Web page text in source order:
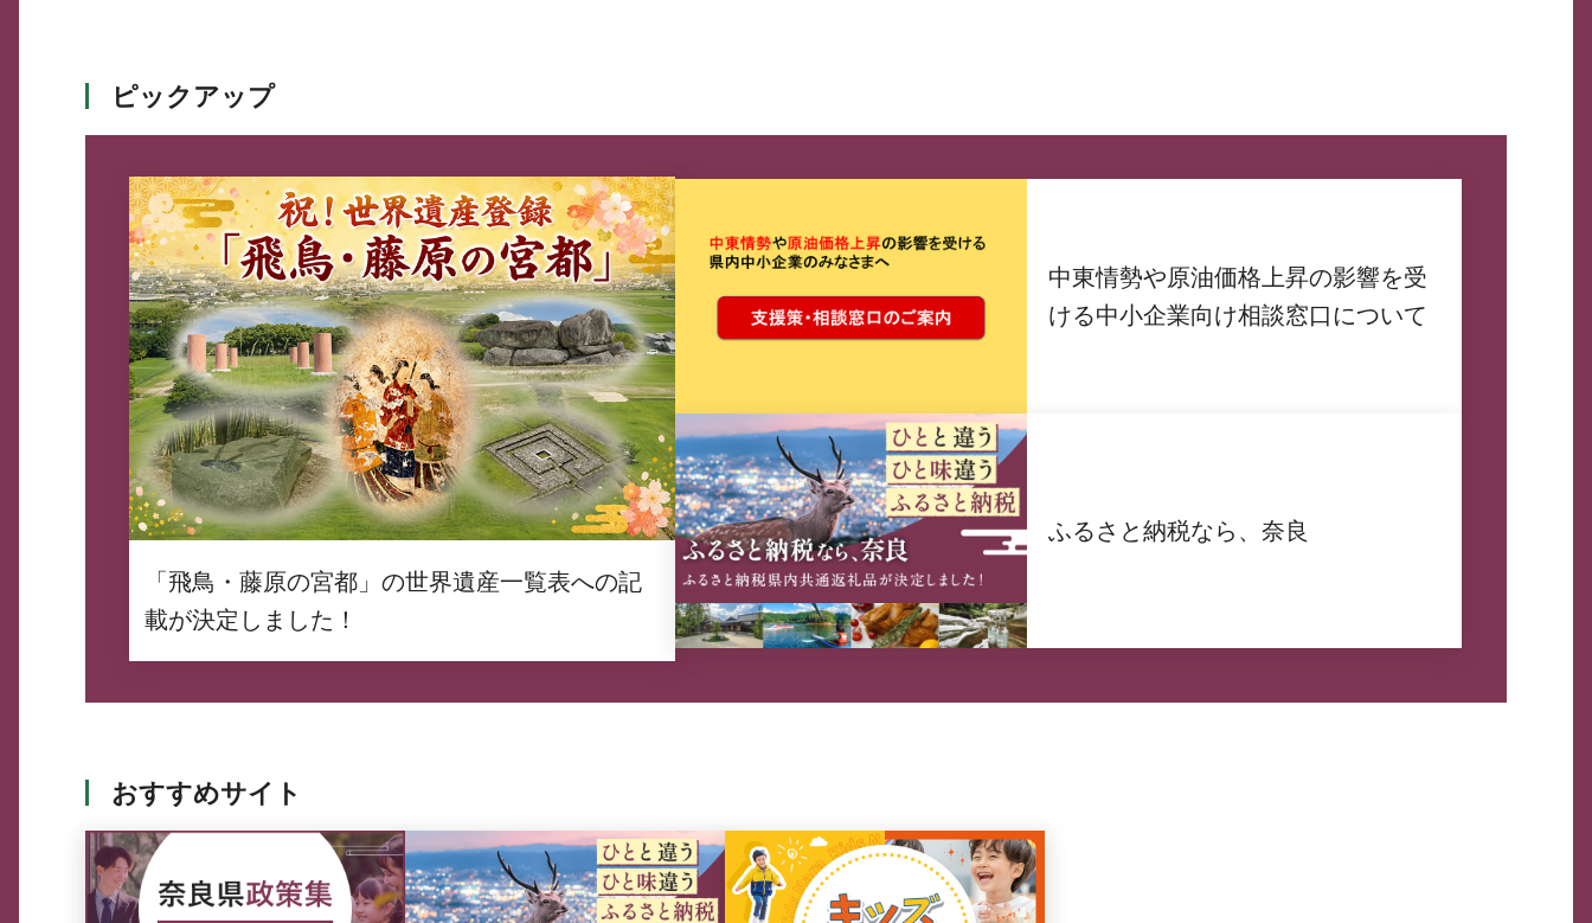
ピックアップ
「飛鳥・藤原の宮都」の世界遺産一覧表への記
載が決定しました！
中東情勢や原油価格上昇の影響を受
ける中小企業向け相談窓口について
ふるさと納税なら、奈良
おすすめサイト